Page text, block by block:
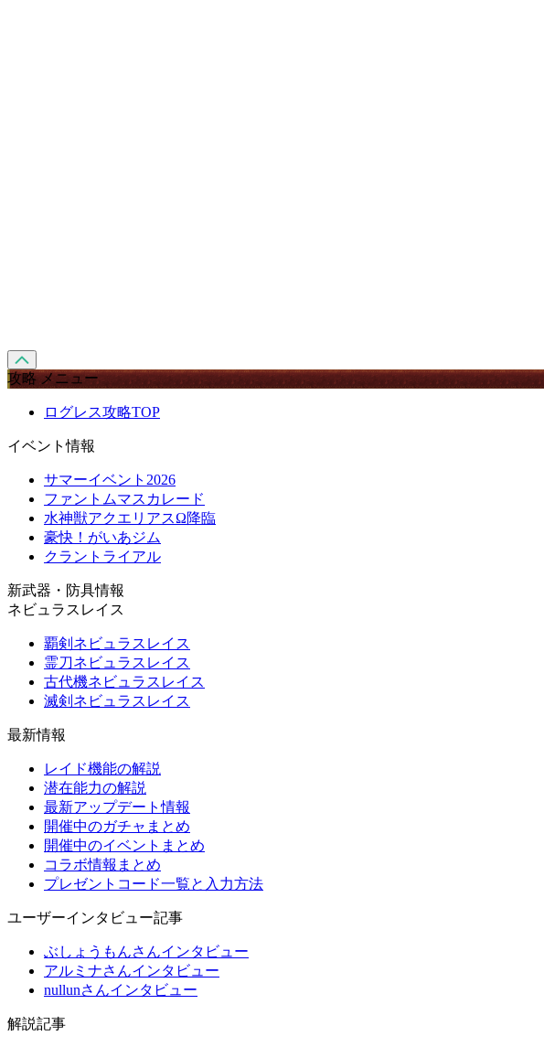
攻略 メニュー
ログレス攻略TOP
イベント情報
サマーイベント2026
ファントムマスカレード
水神獣アクエリアスΩ降臨
豪快！がいあジム
クラントライアル
新武器・防具情報
ネビュラスレイス
覇剣ネビュラスレイス
霊刀ネビュラスレイス
古代機ネビュラスレイス
滅剣ネビュラスレイス
最新情報
レイド機能の解説
潜在能力の解説
最新アップデート情報
開催中のガチャまとめ
開催中のイベントまとめ
コラボ情報まとめ
プレゼントコード一覧と入力方法
ユーザーインタビュー記事
ぶしょうもんさんインタビュー
アルミナさんインタビュー
nullunさんインタビュー
解説記事